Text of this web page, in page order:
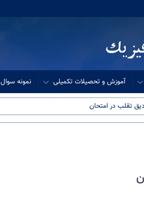
آموزش و تحصیلات تکمیلی نمونه سوال
تقلب در امتحان